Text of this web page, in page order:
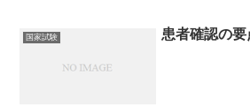
国家試験 患者確認の要